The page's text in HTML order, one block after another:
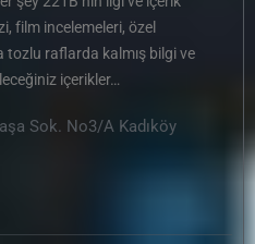
film incelemeleri, özel
tozlu raflarda kalmış bilgi ve
içerikler…
Sok. No3/A Kadıköy